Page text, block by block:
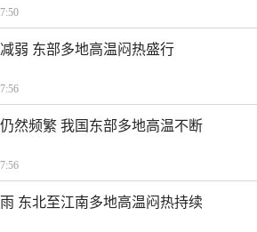
弱 东部多地高温闷热盛行
然频繁 我国东部多地高温不断
东北至江南多地高温闷热持续